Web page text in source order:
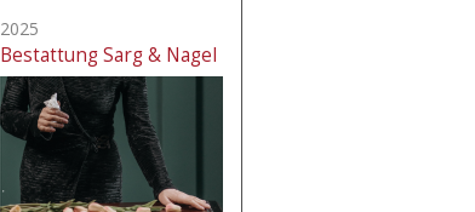
2025
Bestattung Sarg & Nagel